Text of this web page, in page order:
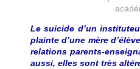
Le suicide d’un
plainte d’une mère
relations parents-
aussi, elles sont très